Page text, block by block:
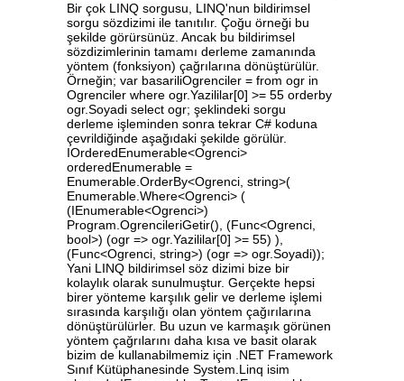
Bir çok LINQ sorgusu, LINQ'nun bildirimsel
sorgu sözdizimi ile tanıtılır. Çoğu örneği bu
şekilde görürsünüz. Ancak bu bildirimsel
sözdizimlerinin tamamı derleme zamanında
yöntem (fonksiyon) çağrılarına dönüştürülür.
Örneğin; var basariliOgrenciler = from ogr in
Ogrenciler where ogr.Yazililar[0] >= 55 orderby
ogr.Soyadi select ogr; şeklindeki sorgu
derleme işleminden sonra tekrar C# koduna
çevrildiğinde aşağıdaki şekilde görülür.
IOrderedEnumerable<Ogrenci>
orderedEnumerable =
Enumerable.OrderBy<Ogrenci, string>(
Enumerable.Where<Ogrenci> (
(IEnumerable<Ogrenci>)
Program.OgrencileriGetir(), (Func<Ogrenci,
bool>) (ogr => ogr.Yazililar[0] >= 55) ),
(Func<Ogrenci, string>) (ogr => ogr.Soyadi));
Yani LINQ bildirimsel söz dizimi bize bir
kolaylık olarak sunulmuştur. Gerçekte hepsi
birer yönteme karşılık gelir ve derleme işlemi
sırasında karşılığı olan yöntem çağırılarına
dönüştürülürler. Bu uzun ve karmaşık görünen
yöntem çağrılarını daha kısa ve basit olarak
bizim de kullanabilmemiz için .NET Framework
Sınıf Kütüphanesinde System.Linq isim